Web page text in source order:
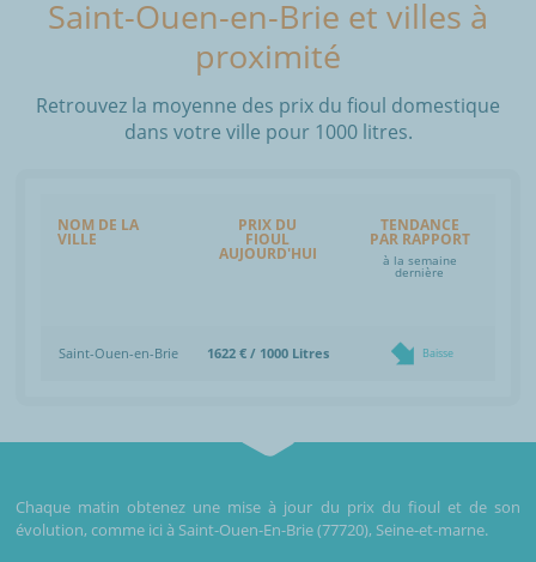
Saint-Ouen-en-Brie et villes à
proximité
Retrouvez la moyenne des prix du fioul domestique
dans votre ville pour 1000 litres.
NOM DE LA
VILLE
PRIX DU
FIOUL
AUJOURD'HUI
TENDANCE
PAR RAPPORT
à la semaine
dernière
Saint-Ouen-en-Brie 1622 € / 1000 Litres Baisse
Chaque matin obtenez une mise à jour du prix du fioul et de son
évolution, comme ici à Saint-Ouen-En-Brie (77720), Seine-et-marne.